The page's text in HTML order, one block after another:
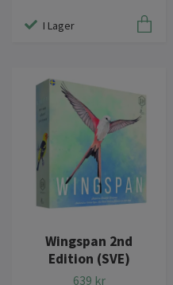
I Lager
Wingspan 2nd
Edition (SVE)
639 kr